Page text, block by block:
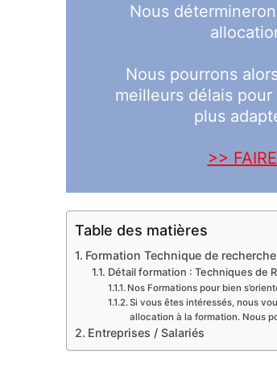
Nous
Nous pourrons
meilleurs délais
plus
>>
Table des matières
Formation Technique de recherche
Détail formation : Techniques de
Nos Formations pour bien
Si vous êtes intéressés, nous
allocation à la formation. Nous
Entreprises / Salariés